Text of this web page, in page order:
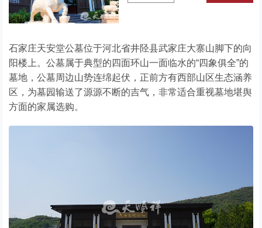
石家庄天安堂公墓位于河北省井陉县武家庄大寨山脚下的向
阳楼上。公墓属于典型的四面环山一面临水的“四象俱全”的
墓地，公墓周边山势连绵起伏，正前方有西部山区生态涵养
区，为墓园输送了源源不断的吉气，非常适合重视墓地堪舆
方面的家属选购。